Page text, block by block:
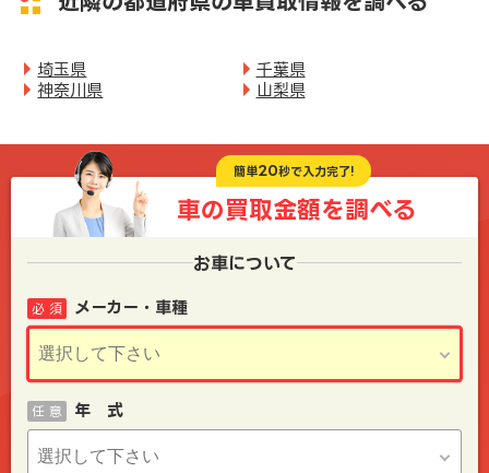
埼玉県
千葉県
神奈川県
山梨県
簡単20秒で入力完了!
車の買取金額を調べる
お車について
メーカー・車種
必 須
年 式
任 意